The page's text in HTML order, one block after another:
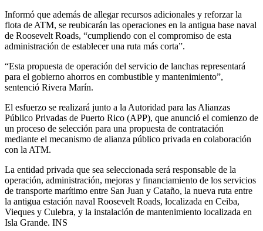
Informó que además de allegar recursos adicionales y reforzar la
flota de ATM, se reubicarán las operaciones en la antigua base naval
de Roosevelt Roads, “cumpliendo con el compromiso de esta
administración de establecer una ruta más corta”.
“Esta propuesta de operación del servicio de lanchas representará
para el gobierno ahorros en combustible y mantenimiento”,
sentenció Rivera Marín.
El esfuerzo se realizará junto a la Autoridad para las Alianzas
Público Privadas de Puerto Rico (APP), que anunció el comienzo de
un proceso de selección para una propuesta de contratación
mediante el mecanismo de alianza público privada en colaboración
con la ATM.
La entidad privada que sea seleccionada será responsable de la
operación, administración, mejoras y financiamiento de los servicios
de transporte marítimo entre San Juan y Cataño, la nueva ruta entre
la antigua estación naval Roosevelt Roads, localizada en Ceiba,
Vieques y Culebra, y la instalación de mantenimiento localizada en
Isla Grande. INS